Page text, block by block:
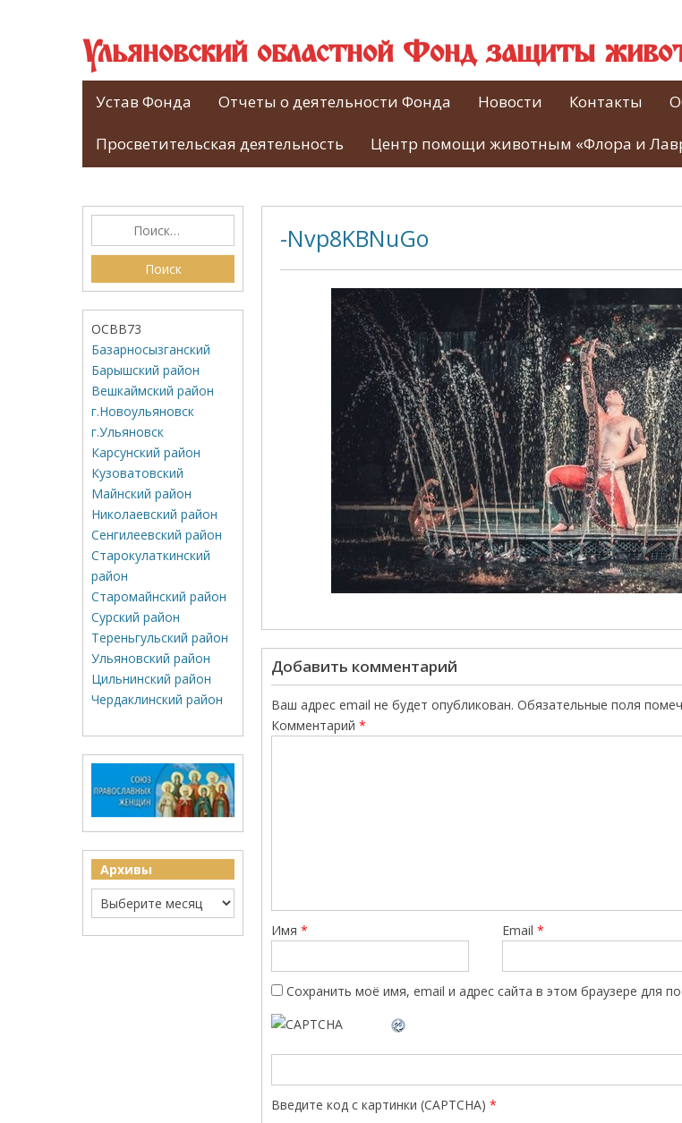
Ульяновский областной Фонд защиты
Устав Фонда Отчеты о деятельности Фонда Новости Контакты
Просветительская деятельность Центр помощи животным «Флора и
-Nvp8KBNuGo
Добавить комментарий
Ваш адрес email не будет опубликован. Обязательные поля
Комментарий *
Имя * Email*
Сохранить моё имя, email и адрес сайта в этом браузере для
Введите код с картинки (CAPTCHA) *
ОСВВ73
Базарносызганский
Барышский район
Вешкаймский район
г.Новоульяновск
г.Ульяновск
Карсунский район
Кузоватовский
Майнский район
Николаевский район
Сенгилеевский район
Старокулаткинский
район
Старомайнский район
Сурский район
Тереньгульский район
Ульяновский район
Цильнинский район
Чердаклинский район
Архивы